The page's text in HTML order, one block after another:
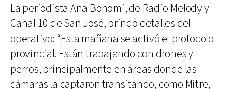
La periodista Ana Bonomi, de Radio Melody y
Canal 10 de San José, brindó detalles del
operativo: “Esta mañana se activó el protocolo
provincial. Están trabajando con drones y
perros, principalmente en áreas donde las
cámaras la captaron transitando, como Mitre,